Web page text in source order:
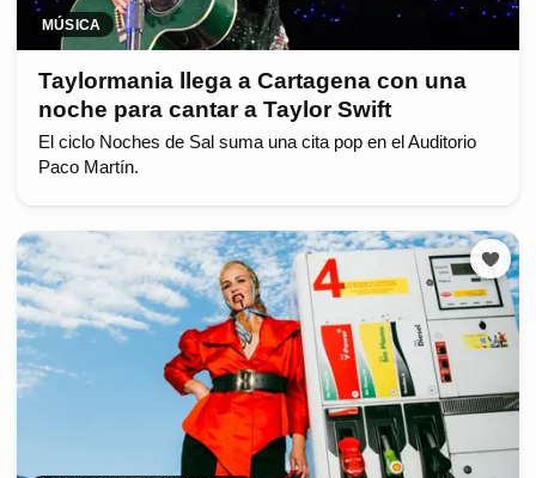
MÚSICA
Taylormania llega a Cartagena con una
noche para cantar a Taylor Swift
El ciclo Noches de Sal suma una cita pop en el Auditorio
Paco Martín.